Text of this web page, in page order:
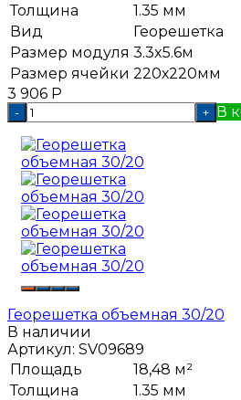
Толщина
1.35 мм
Вид
Георешетка
Размер модуля 3.3x5.6м
Размер ячейки 220х220мм
3 906 Р
- + В
Георешетка объемная 30/20
В наличии
Артикул: SV09689
Площадь
18,48 м²
Толщина
1.35 мм